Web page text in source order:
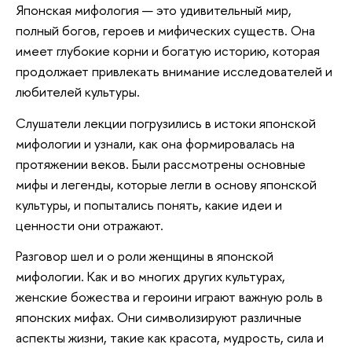
Японская мифология — это удивительный мир,
полный богов, героев и мифических существ. Она
имеет глубокие корни и богатую историю, которая
продолжает привлекать внимание исследователей и
любителей культуры.
Слушатели лекции погрузились в истоки японской
мифологии и узнали, как она формировалась на
протяжении веков. Были рассмотрены основные
мифы и легенды, которые легли в основу японской
культуры, и попытались понять, какие идеи и
ценности они отражают.
Разговор шел и о роли женщины в японской
мифологии. Как и во многих других культурах,
женские божества и героини играют важную роль в
японских мифах. Они символизируют различные
аспекты жизни, такие как красота, мудрость, сила и